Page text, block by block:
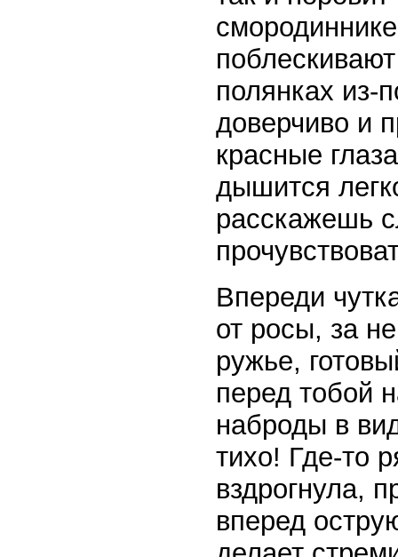
полянках из-
доверчиво и
красные
дышится
расскажешь
Впереди
от росы, за
ружье,
перед тобой
наброды в
тихо! Где-то
вздрогнула,
вперед